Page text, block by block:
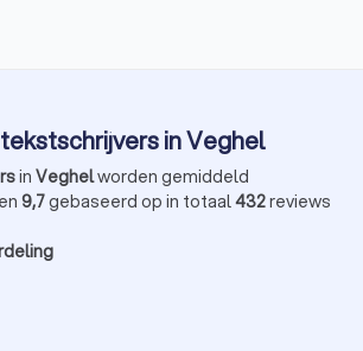
in Veghel
in Veghelworden gemiddeld
9,7gebaseerd op in totaal432reviews